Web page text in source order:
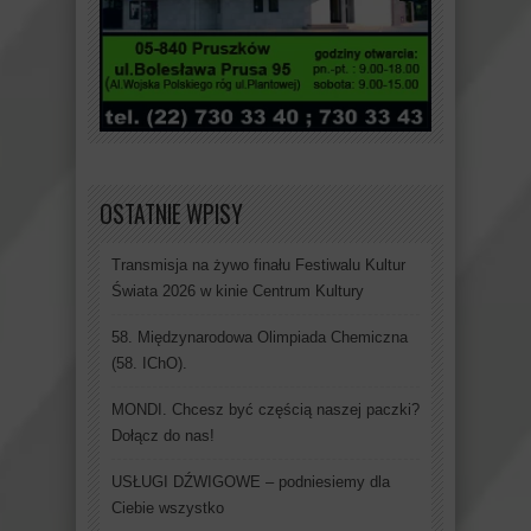
OSTATNIE WPISY
Transmisja na żywo finału Festiwalu Kultur
Świata 2026 w kinie Centrum Kultury
58. Międzynarodowa Olimpiada Chemiczna
(58. IChO).
MONDI. Chcesz być częścią naszej paczki?
Dołącz do nas!
USŁUGI DŹWIGOWE – podniesiemy dla
Ciebie wszystko